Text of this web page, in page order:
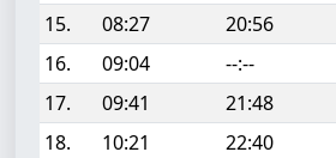
15.
08:27 20:56
16.
09:04 --:--
17.
09:41 21:48
18.
10:21 22:40